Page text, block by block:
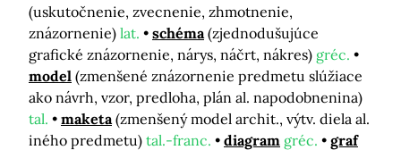
(uskutočnenie, zvecnenie, zhmotnenie,
znázornenie) lat. schéma (zjednodušujúce
grafické znázornenie, nárys, náčrt, nákres) gréc.
model (zmenšené znázornenie predmetu slúžiace
ako návrh, vzor, predloha, plán al. napodobnenina)
tal.
maketa (zmenšený model archit., výtv. diela al.
iného predmetu) tal.-franc. diagram gréc.
graf